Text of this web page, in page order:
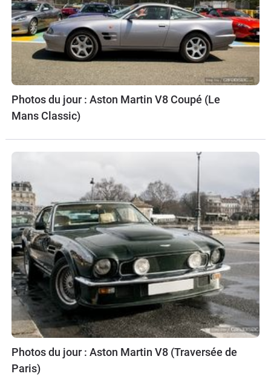
Photos du jour : Aston Martin V8 Coupé (Le
Mans Classic)
Photos du jour : Aston Martin V8 (Traversée de
Paris)